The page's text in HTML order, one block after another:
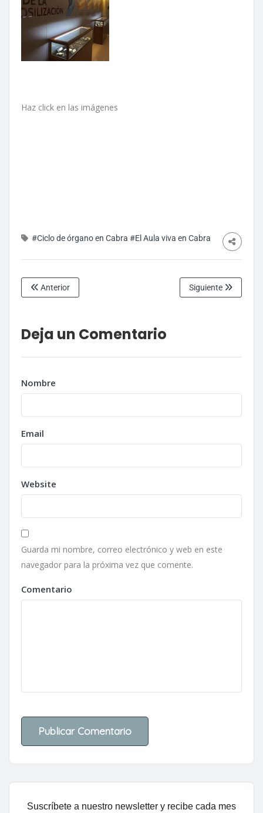
Haz click en las imágenes
#Ciclo de órgano en Cabra #El Aula viva en Cabra
Anterior Siguiente
Deja un Comentario
Nombre
Email
Website
Guarda mi nombre, correo electrónico y web en este
navegador para la próxima vez que comente.
Comentario
Suscríbete a nuestro newsletter y recibe cada mes